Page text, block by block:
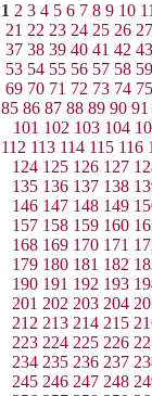
1 2 3 4 5 6 7 8 9 10
21 22 23 24 25 26 27
37 38 39 40 41 42 43
53 54 55 56 57 58 59
69 70 71 72 73 74 75
85 86 87 88 89 90 91
101 102 103 104
112 113 114 115 116
124 125 126 127
135 136 137 138
146 147 148 149
157 158 159 160
168 169 170 171
179 180 181 182
190 191 192 193
201 202 203 204
212 213 214 215
223 224 225 226
234 235 236 237
245 246 247 248